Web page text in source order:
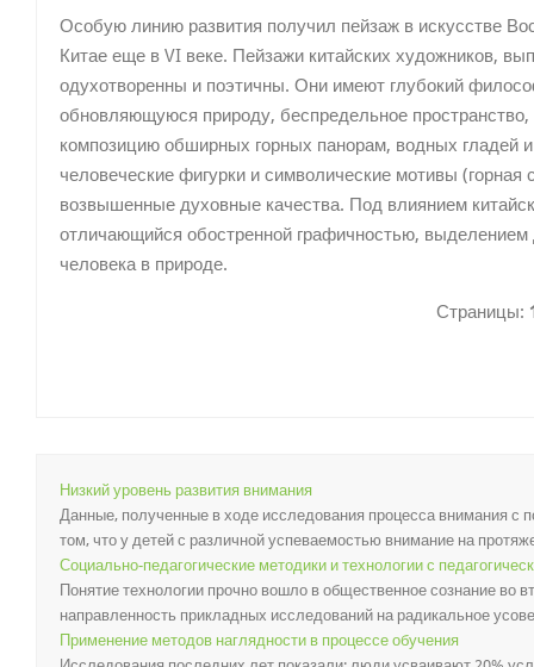
Особую линию развития получил пейзаж в искусстве
Китае еще в VI веке. Пейзажи китайских художников,
одухотворенны и поэтичны. Они имеют глубокий
обновляющуюся природу, беспредельное
композицию обширных горных панорам, водных гладей
человеческие фигурки и символические мотивы
возвышенные духовные качества. Под влиянием
отличающийся обостренной графичностью,
человека в природе.
Страницы:
Низкий уровень развития внимания
Данные, полученные в ходе исследования процесса внимания с
том, что у детей с различной успеваемостью внимание на
Социально-педагогические методики и технологии с
Понятие технологии прочно вошло в общественное сознание во
направленность прикладных исследований на радикальное
Применение методов наглядности в процессе обучения